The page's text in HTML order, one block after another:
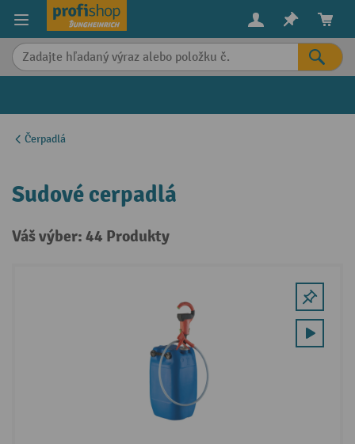
content
Čerpadlá
Sudové cerpadlá
Váš výber: 44 Produkty